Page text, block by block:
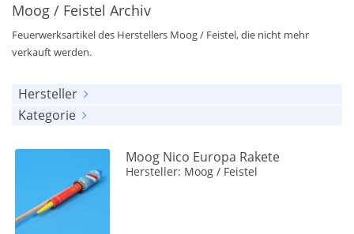
Moog / Feistel Archiv
Feuerwerksartikel des Herstellers Moog / Feistel, die nicht mehr
verkauft werden.
Hersteller
alle anzeigen
Moog / Feistel(5)
Kategorie
Schachteln und Attrappen
Feuerwerkskörper
Moog Nico Europa Rakete
Hersteller: Moog / Feistel